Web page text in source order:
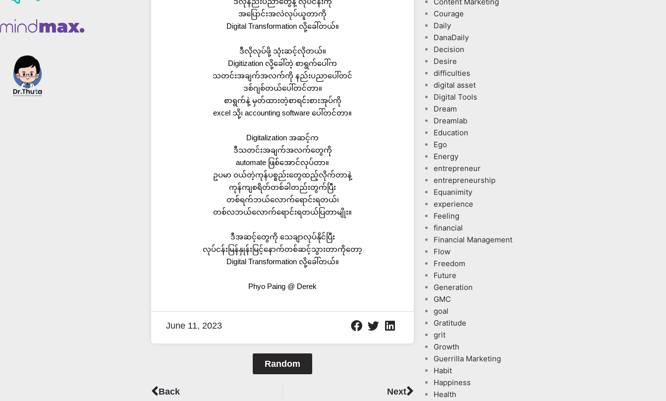
အပြောင်းအလဲလုပ်ယူတာကို
Digital Transformation လို့ခေါ်တယ်။
ဒီလိုလုပ်ဖို့ သုံးဆင့်လိုတယ်။
Digitization လို့ခေါ်တဲ့ စာရွက်ပေါ်က
သတင်းအချက်အလက်ကို နည်းပညာပေါ်တင်
ဒစ်ဂျစ်တယ်ပေါ်တင်တာ။
စာရွက်နဲ့ မှတ်ထားတဲ့စာရင်းစားအုပ်ကို
excel သို့၊ accounting software ပေါ်တင်တာ။
Digitalization အဆင့်က
ဒီသတင်းအချက်အလက်တွေကို
automate ဖြစ်အောင်လုပ်တာ။
ဥပမာ ဝယ်တဲ့ကုန်ပစ္စည်းတွေထည့်လိုက်တာနဲ့
ကုန်ကျစရိတ်တစ်ခါတည်းတွက်ပြီး
တစ်ရက်ဘယ်လောက်ရောင်းရတယ်၊
တစ်လဘယ်လောက်ရောင်းရတယ်ပြတာမျိုး။
ဒီအဆင့်တွေကို သေချာလုပ်နိုင်ပြီး
လုပ်ငန်းမြန်နှုန်းမြင့်နောက်တစ်ဆင့်သွားတာကိုတော့
Digital Transformation လို့ခေါ်တယ်။
Phyo Paing @ Derek
June 11, 2023
Random
Prev
Back NextNext
Courage
Daily
DanaDaily
Decision
Desire
difficulties
digital asset
Digital Tools
Dream
Dreamlab
Education
Ego
Energy
entrepreneur
entrepreneurship
Equanimity
experience
Feeling
financial
Financial Management
Flow
Freedom
Future
Generation
GMC
goal
Gratitude
grit
Growth
Guerrilla Marketing
Habit
Happiness
Health